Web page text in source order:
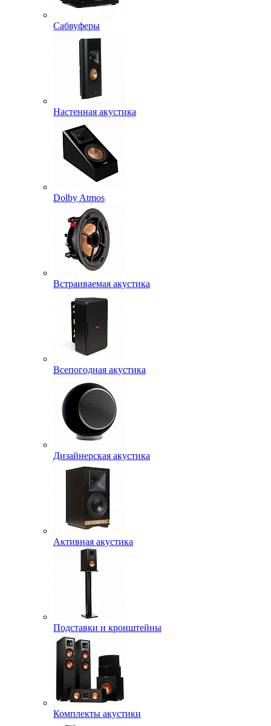
Сабвуферы
Настенная акустика
Dolby Atmos
Встраиваемая акустика
Всепогодная акустика
Дизайнерская акустика
Активная акустика
Подставки и кронштейны
Комплекты акустики